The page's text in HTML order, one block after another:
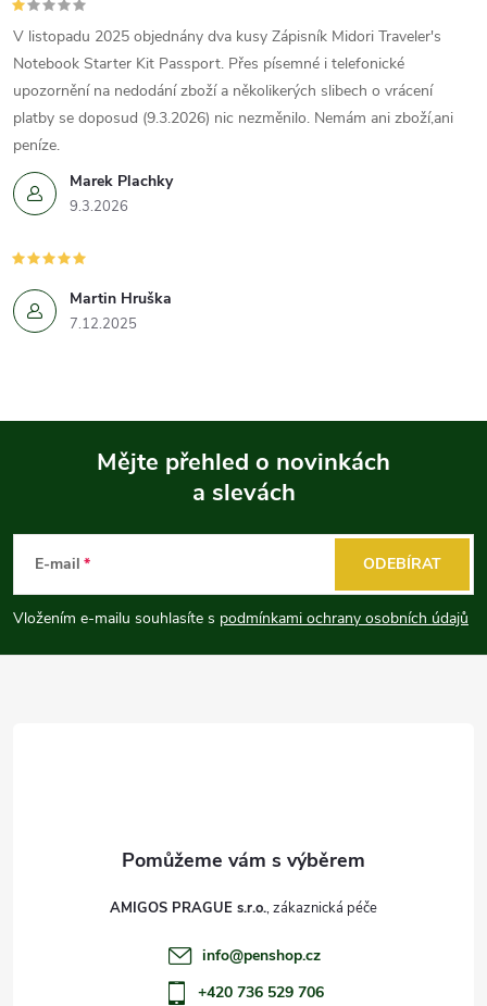
Marek Plachky
9.3.2026
V listopadu 2025 objednány dva kusy Zápisník Midori Traveler's
Notebook Starter Kit Passport. Přes písemné i telefonické
upozornění na nedodání zboží a několikerých slibech o vrácení
platby se doposud (9.3.2026) nic nezměnilo. Nemám ani zboží,ani
peníze.
Martin Hruška
7.12.2025
p
a
Mějte přehled o novinkách
a slevách
E-mail
Vložením e-mailu souhlasíte s podmínkami ochrany osobních údajů
ODEBÍRAT
AMIGOS PRAGUE s.r.o.
info@penshop.cz
+420 736 529 706